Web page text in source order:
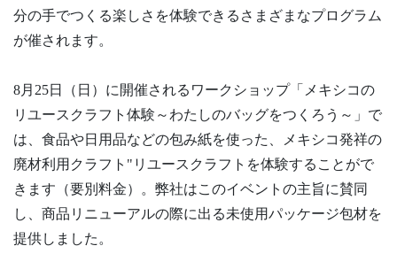
分の手でつくる楽しさを体験できるさまざまなプログラム
が催されます。
8月25日（日）に開催されるワークショップ「メキシコの
リユースクラフト体験～わたしのバッグをつくろう～」で
は、食品や日用品などの包み紙を使った、メキシコ発祥の
廃材利用クラフト"リユースクラフトを体験することがで
きます（要別料金）。弊社はこのイベントの主旨に賛同
し、商品リニューアルの際に出る未使用パッケージ包材を
提供しました。